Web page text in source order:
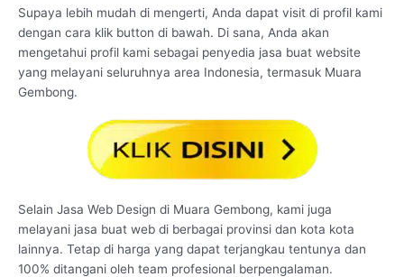
Supaya lebih mudah di mengerti, Anda dapat visit di profil kami
dengan cara klik button di bawah. Di sana, Anda akan
mengetahui profil kami sebagai penyedia jasa buat website
yang melayani seluruhnya area Indonesia, termasuk Muara
Gembong.
Selain Jasa Web Design di Muara Gembong, kami juga
melayani jasa buat web di berbagai provinsi dan kota kota
lainnya. Tetap di harga yang dapat terjangkau tentunya dan
100% ditangani oleh team profesional berpengalaman.